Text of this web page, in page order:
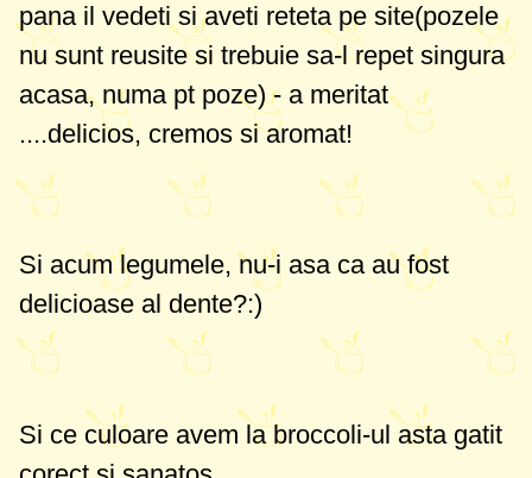
pana il vedeti si aveti reteta pe site(pozele
nu sunt reusite si trebuie sa-l repet singura
acasa, numa pt poze) - a meritat
....delicios, cremos si aromat!
Si acum legumele, nu-i asa ca au fost
delicioase al dente?:)
Si ce culoare avem la broccoli-ul asta gatit